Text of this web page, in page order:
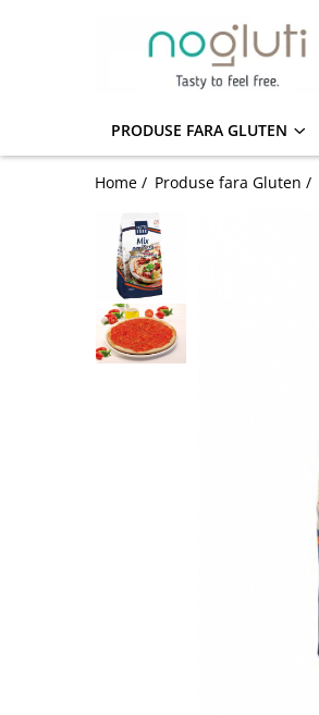
Cereale fara gluten
Faina fara gluten
Paine fara gluten
Snacks fara gluten
PRODUSE FARA GLUTEN
Home / Produse fara Gluten /